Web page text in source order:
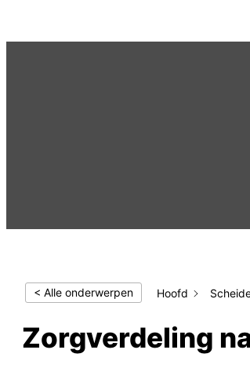
< Alle onderwerpen Hoofd
Zorgverdeling